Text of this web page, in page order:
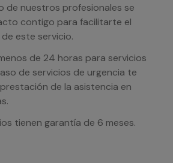
de nuestros profesionales se
contigo para facilitarte el
este servicio.
de 24 horas para servicios
de servicios de urgencia te
de la asistencia en
tienen garantía de 6 meses.